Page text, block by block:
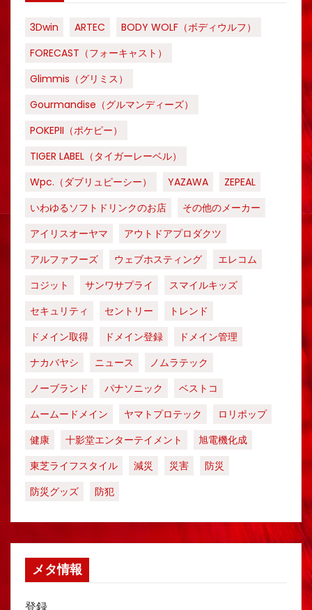
3Dwin ARTEC
BODY WOLF（ボディウルフ）
FORECAST（フォーキャスト）
Glimmis（グリミス）
Gourmandise（グルマンディーズ）
POKEPII（ポケピー）
TIGER LABEL（タイガーレーベル）
Wpc.（ダブリュピーシー）
YAZAWA
ZEPEAL
いわゆるソフトドリンクのお店
その他のメーカー
アイリスオーヤマ
アウトドアプロダクツ
アルファフーズ
ウェブホスティング
エレコム
コジット
サンワサプライ
スマイルキッズ
セキュリティ
セントリー
トレンド
ドメイン取得
ドメイン登録
ドメイン管理
ナカバヤシ
ニュース
ノムラテック
ノーブランド
パナソニック
ベストコ
ムームードメイン
ヤマトプロテック
ロリポップ
健康
十影堂エンターテイメント
旭電機化成
東芝ライフスタイル
減災 災害
防災
防災グッズ
防犯
メタ情報